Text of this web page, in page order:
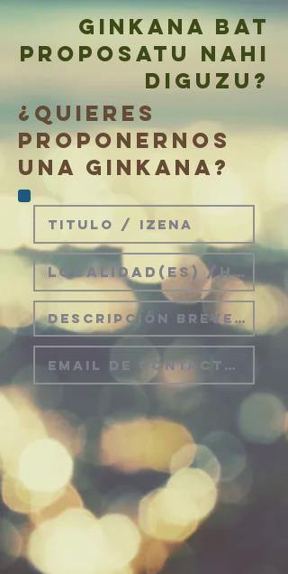
ginkana bat
PROPOSATU NAHI
DIGUZU?
¿QUIERES
PROPONERNOS
UNA GINKANA?